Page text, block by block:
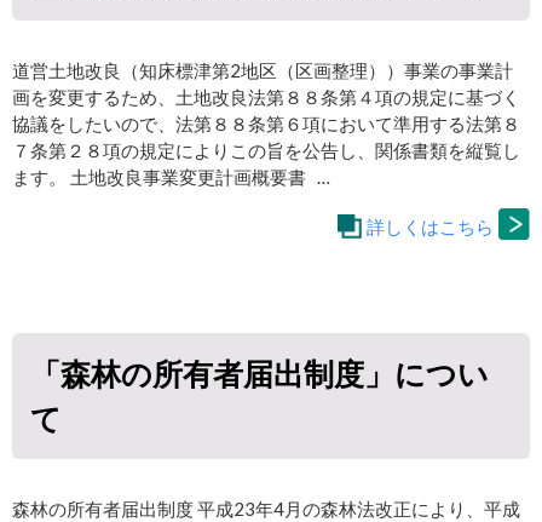
道営土地改良（知床標津第2地区（区画整理））事業の事業計
画を変更するため、土地改良法第８８条第４項の規定に基づく
協議をしたいので、法第８８条第６項において準用する法第８
７条第２８項の規定によりこの旨を公告し、関係書類を縦覧し
ます。 土地改良事業変更計画概要書 …
詳しくはこちら
「森林の所有者届出制度」につい
て
森林の所有者届出制度 平成23年4月の森林法改正により、平成